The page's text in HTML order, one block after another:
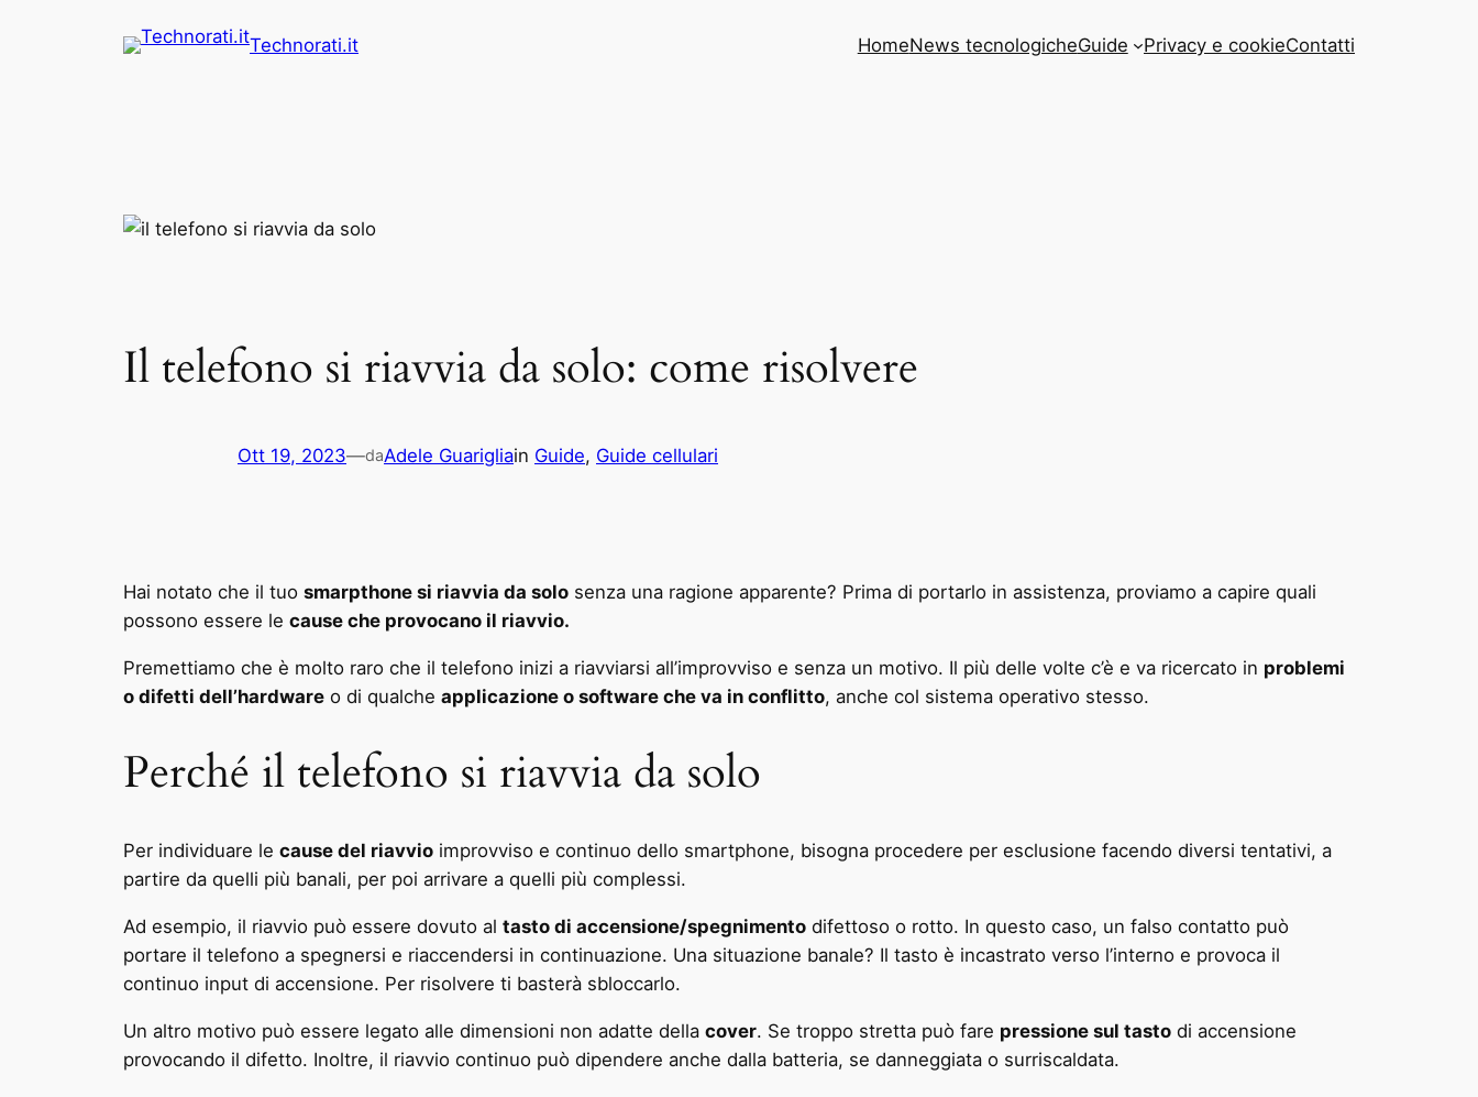
Technorati.it HomeNews tecnologicheGuide Privacy e cookieContatti
Il telefono si riavvia da solo: come risolvere
Ott 19, 2023—daAdele Guarigliain Guide, Guide cellulari
Hai notato che il tuo smarpthone si riavvia da solo senza una ragione apparente? Prima di portarlo in assistenza, proviamo a capire quali
possono essere le cause che provocano il riavvio.
Premettiamo che è molto raro che il telefono inizi a riavviarsi all’improvviso e senza un motivo. Il più delle volte c’è e va ricercato in problemi
o difetti dell’hardware o di qualche applicazione o software che va in conflitto, anche col sistema operativo stesso.
Perché il telefono si riavvia da solo
Per individuare le cause del riavvio improvviso e continuo dello smartphone, bisogna procedere per esclusione facendo diversi tentativi, a
partire da quelli più banali, per poi arrivare a quelli più complessi.
Ad esempio, il riavvio può essere dovuto al tasto di accensione/spegnimento difettoso o rotto. In questo caso, un falso contatto può
portare il telefono a spegnersi e riaccendersi in continuazione. Una situazione banale? Il tasto è incastrato verso l’interno e provoca il
continuo input di accensione. Per risolvere ti basterà sbloccarlo.
Un altro motivo può essere legato alle dimensioni non adatte della cover. Se troppo stretta può fare pressione sul tasto di accensione
provocando il difetto. Inoltre, il riavvio continuo può dipendere anche dalla batteria, se danneggiata o surriscaldata.